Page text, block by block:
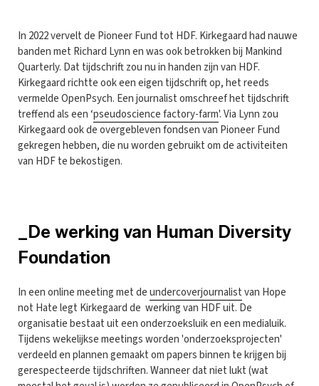
In 2022 vervelt de Pioneer Fund tot HDF. Kirkegaard had nauwe
banden met Richard Lynn en was ook betrokken bij Mankind
Quarterly. Dat tijdschrift zou nu in handen zijn van HDF.
Kirkegaard richtte ook een eigen tijdschrift op, het reeds
vermelde OpenPsych. Een journalist omschreef het tijdschrift
treffend als een ‘pseudoscience factory-farm'. Via Lynn zou
Kirkegaard ook de overgebleven fondsen van Pioneer Fund
gekregen hebben, die nu worden gebruikt om de activiteiten
van HDF te bekostigen.
_De werking van Human Diversity
Foundation
In een online meeting met deundercoverjournalistvan Hope
not Hate legt Kirkegaard de werking van HDF uit. De
organisatie bestaat uit een onderzoeksluik en een medialuik.
Tijdens wekelijkse meetings worden 'onderzoeksprojecten'
verdeeld en plannen gemaakt om papers binnen te krijgen bij
gerespecteerde tijdschriften. Wanneer dat niet lukt (wat